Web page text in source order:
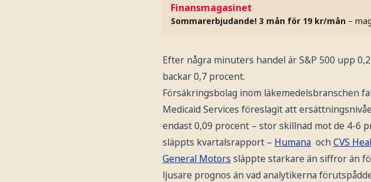
Finansmagasinet
Sommarerbjudande! 3 mån för 19 kr/mån –
Efter några minuters handel är S&P 500 upp
backar 0,7 procent.
Försäkringsbolag inom läkemedelsbranschen
Medicaid Services föreslagit att
endast 0,09 procent – stor skillnad mot de 4-6
släppts kvartalsrapport – Humana ochCVS
General Motors släppte starkare än siffror än
ljusare prognos än vad analytikerna